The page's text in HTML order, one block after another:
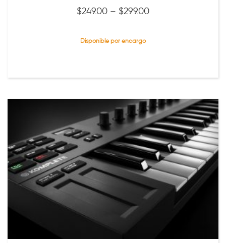
$249.00 – $299.00Precio
Disponible por encargo